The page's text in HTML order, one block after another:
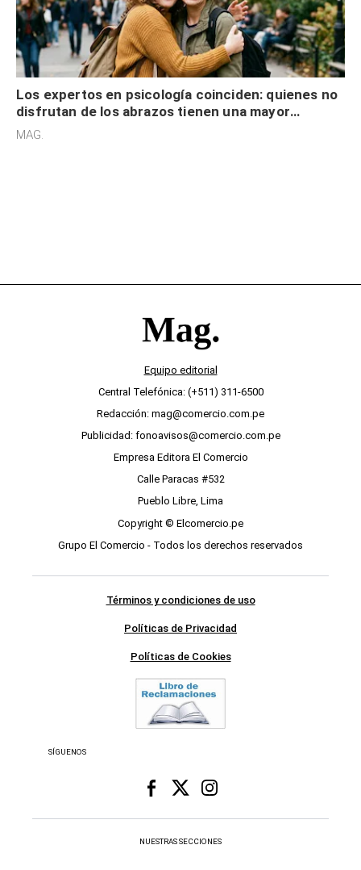
Los expertos en psicología coinciden: quienes no
disfrutan de los abrazos tienen una mayor
sensibilidad a los estímulos físicos y no es por
MAG.
Equipo editorial
Central Telefónica: (+511) 311-6500
Redacción: mag@comercio.com.pe
Publicidad: fonoavisos@comercio.com.pe
Empresa Editora El Comercio
Calle Paracas #532
Pueblo Libre, Lima
Copyright © Elcomercio.pe
Grupo El Comercio - Todos los derechos reservados
Términos y condiciones de uso
Políticas de Privacidad
Políticas de Cookies
SÍGUENOS
NUESTRAS SECCIONES